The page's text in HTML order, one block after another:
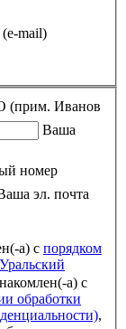
mail)
Иванов
Ваша
номер
эл. почта
а) с порядком
а) с
обработки
,